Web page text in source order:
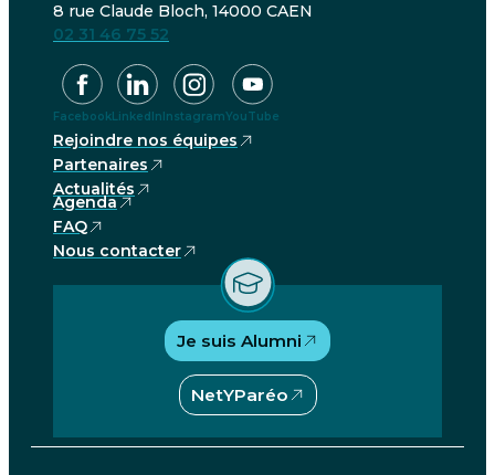
8 rue Claude Bloch, 14000 CAEN
02 31 46 75 52
FacebookLinkedIn InstagramYouTube
Rejoindre nos équipes
Partenaires
Actualités
Agenda
FAQ
Nous contacter
Je suis Alumni
NetYParéo